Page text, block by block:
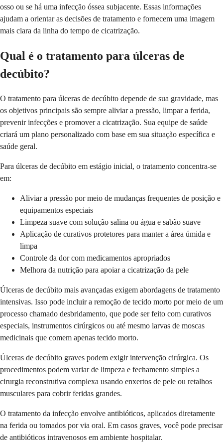
osso ou se há uma infecção óssea subjacente. Essas informações
ajudam a orientar as decisões de tratamento e fornecem uma imagem
mais clara da linha do tempo de cicatrização.
Qual é o tratamento para úlceras de
decúbito?
O tratamento para úlceras de decúbito depende de sua gravidade, mas
os objetivos principais são sempre aliviar a pressão, limpar a ferida,
prevenir infecções e promover a cicatrização. Sua equipe de saúde
criará um plano personalizado com base em sua situação específica e
saúde geral.
Para úlceras de decúbito em estágio inicial, o tratamento concentra-se
em:
Aliviar a pressão por meio de mudanças frequentes de posição e
equipamentos especiais
Limpeza suave com solução salina ou água e sabão suave
Aplicação de curativos protetores para manter a área úmida e
limpa
Controle da dor com medicamentos apropriados
Melhora da nutrição para apoiar a cicatrização da pele
Úlceras de decúbito mais avançadas exigem abordagens de tratamento
intensivas. Isso pode incluir a remoção de tecido morto por meio de um
processo chamado desbridamento, que pode ser feito com curativos
especiais, instrumentos cirúrgicos ou até mesmo larvas de moscas
medicinais que comem apenas tecido morto.
Úlceras de decúbito graves podem exigir intervenção cirúrgica. Os
procedimentos podem variar de limpeza e fechamento simples a
cirurgia reconstrutiva complexa usando enxertos de pele ou retalhos
musculares para cobrir feridas grandes.
O tratamento da infecção envolve antibióticos, aplicados diretamente
na ferida ou tomados por via oral. Em casos graves, você pode precisar
de antibióticos intravenosos em ambiente hospitalar.